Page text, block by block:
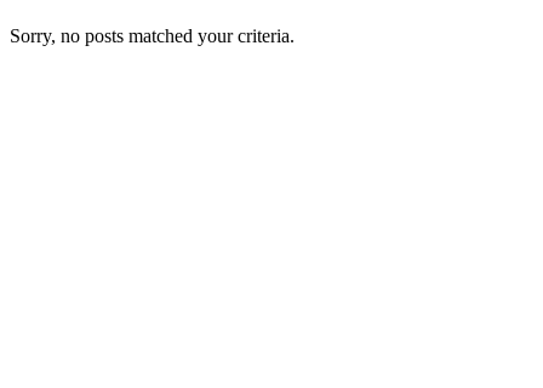
Sorry, no posts matched your criteria.